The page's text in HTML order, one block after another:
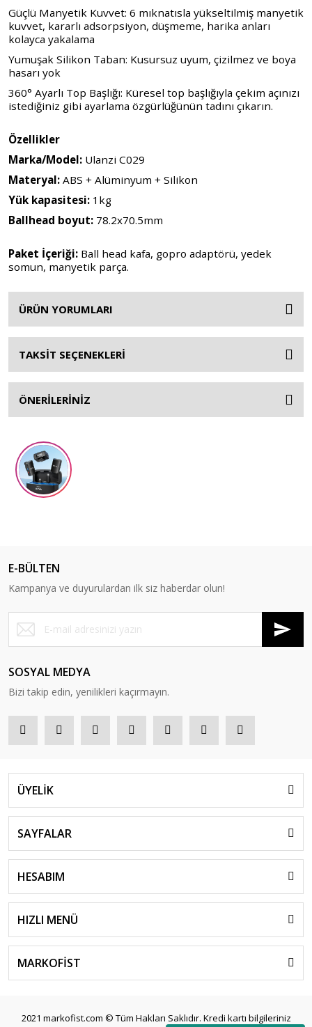
Güçlü Manyetik Kuvvet: 6 mıknatısla yükseltilmiş manyetik
kuvvet, kararlı adsorpsiyon, düşmeme, harika anları
kolayca yakalama
Yumuşak Silikon Taban: Kusursuz uyum, çizilmez ve boya
hasarı yok
360° Ayarlı Top Başlığı: Küresel top başlığıyla çekim açınızı
istediğiniz gibi ayarlama özgürlüğünün tadını çıkarın.
Özellikler
Marka/Model: Ulanzi C029
Materyal: ABS + Alüminyum + Silikon
Yük kapasitesi: 1kg
Ballhead boyut: 78.2x70.5mm
Paket İçeriği: Ball head kafa, gopro adaptörü, yedek
somun, manyetik parça.
ÜRÜN YORUMLARI
TAKSİT SEÇENEKLERİ
ÖNERİLERİNİZ
E-BÜLTEN
Kampanya ve duyurulardan ilk siz haberdar olun!
SOSYAL MEDYA
Bizi takip edin, yenilikleri kaçırmayın.
ÜYELİK
SAYFALAR
HESABIM
HIZLI MENÜ
MARKOFİST
2021 markofist.com © Tüm Hakları Saklıdır. Kredi kartı bilgileriniz